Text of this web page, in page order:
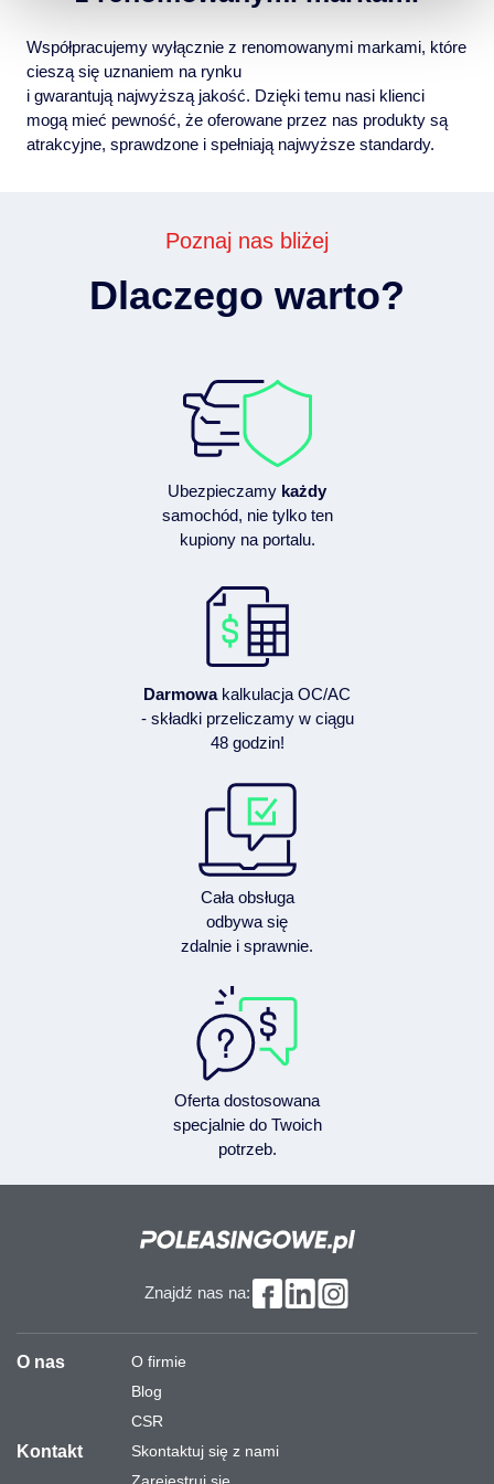
Współpracujemy wyłącznie z renomowanymi markami, które
cieszą się uznaniem na rynku
i gwarantują najwyższą jakość. Dzięki temu nasi klienci
mogą mieć pewność, że oferowane przez nas produkty są
atrakcyjne, sprawdzone i spełniają najwyższe standardy.
Poznaj nas bliżej
Dlaczego warto?
Ubezpieczamy każdy
samochód, nie tylko ten
kupiony na portalu.
Darmowakalkulacja OC/AC
- składki przeliczamy w ciągu
48 godzin!
Cała obsługa
odbywa się
zdalnie i sprawnie.
Oferta dostosowana
specjalnie do Twoich
potrzeb.
Znajdź nas na:
O nas
O firmie
Blog
CSR
Kontakt
Skontaktuj się z nami